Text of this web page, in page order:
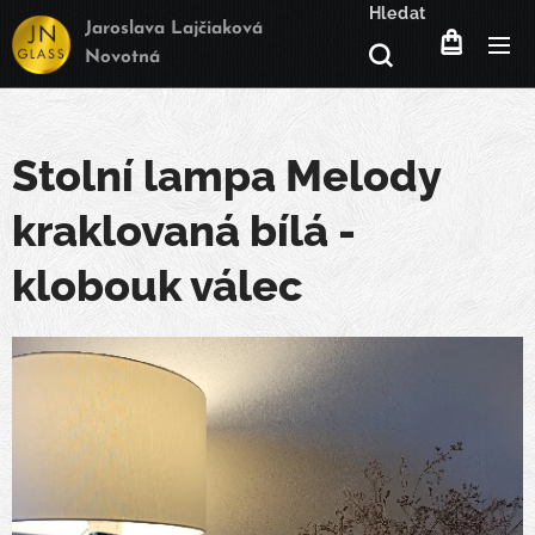
Jaroslava Lajčiaková
Novotná
Hledat
Stolní lampa Melody
kraklovaná bílá -
klobouk válec